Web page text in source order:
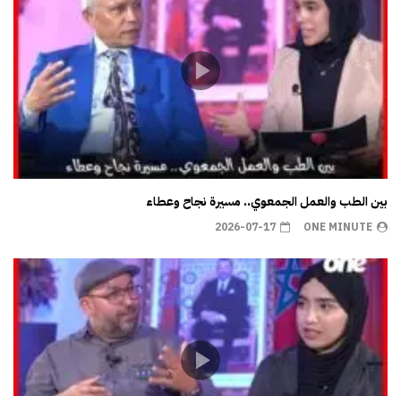
بين الطب والعمل الجمعوي.. مسيرة نجاح وعطاء
ONE MINUTE
2026-07-17